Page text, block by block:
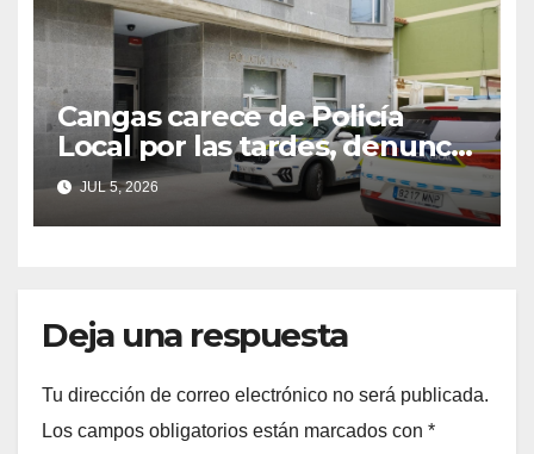
Cangas carece de Policía
Local por las tardes, denuncia
el PP
JUL 5, 2026
Deja una respuesta
Tu dirección de correo electrónico no será publicada.
Los campos obligatorios están marcados con *